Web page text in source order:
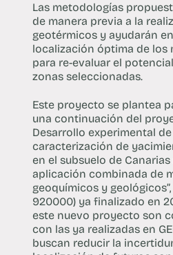
Las metodologías
de manera previa a la
geotérmicos y ayudarán
localización óptima de los
para re-evaluar el
zonas seleccionadas.
Este proyecto se plantea
una continuación del
Desarrollo experimental
caracterización de
en el subsuelo de
aplicación combinada de
geoquímicos y geológicos”,
920000) ya finalizado en
este nuevo proyecto son
con las ya realizadas en
buscan reducir la